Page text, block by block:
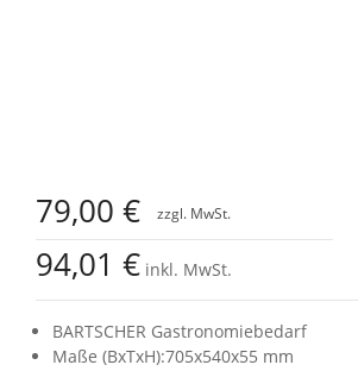
der
Bildgalerie
springen
79,00 €
94,01 € inkl. MwSt.
BARTSCHER Gastronomiebedarf
Maße (BxTxH):705x540x55 mm